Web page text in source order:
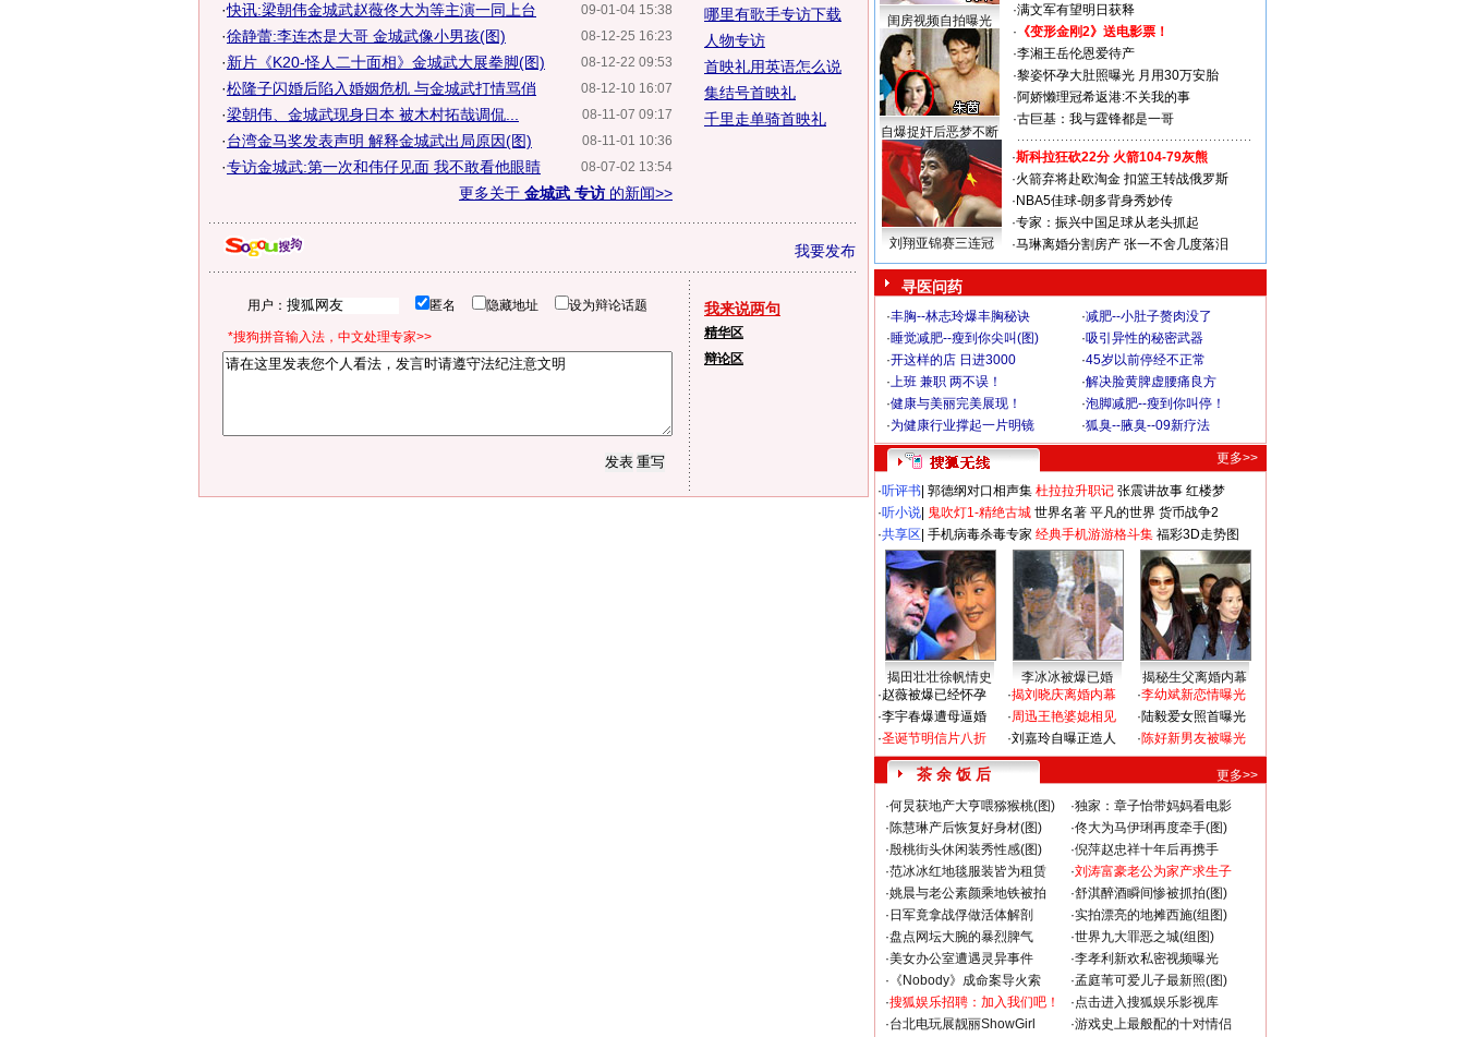
09-01-04 15:38
·快讯:梁朝伟金城武赵薇佟大为等主演一同上台
08-12-25 16:23
·徐静蕾:李连杰是大哥 金城武像小男孩(图)
08-12-22 09:53
·新片《K20-怪人二十面相》金城武大展拳脚(图)
08-12-10 16:07
·松隆子闪婚后陷入婚姻危机 与金城武打情骂俏
08-11-07 09:17
·梁朝伟、金城武现身日本 被木村拓哉调侃...
08-11-01 10:36
·台湾金马奖发表声明 解释金城武出局原因(图)
08-07-02 13:54
·专访金城武:第一次和伟仔见面 我不敢看他眼睛
更多关于 金城武 专访的新闻>>
哪里有歌手专访下载
人物专访
首映礼用英语怎么说
集结号首映礼
千里走单骑首映礼
我要发布
用户： 匿名 隐藏地址 设为辩论话题
*搜狗拼音输入法，中文处理专家>>
我来说两句
精华区
辩论区
闺房视频自拍曝光
自爆捉奸后恶梦不断
·满文军有望明日获释
· 《变形金刚2》送电影票！
·李湘王岳伦恩爱待产
·黎姿怀孕大肚照曝光 月用30万安胎
·阿娇懒理冠希返港:不关我的事
·古巨基：我与霆锋都是一哥
刘翔亚锦赛三连冠
·斯科拉狂砍22分 火箭104-79灰熊
·火箭弃将赴欧淘金 扣篮王转战俄罗斯
· NBA5佳球-朗多背身秀妙传
·专家：振兴中国足球从老头抓起
·马琳离婚分割房产 张一不舍几度落泪
寻医问药
·丰胸--林志玲爆丰胸秘诀 ·减肥--小肚子赘肉没了
·睡觉减肥--瘦到你尖叫(图) ·吸引异性的秘密武器
·开这样的店 日进3000 ·45岁以前停经不正常
·上班 兼职 两不误！ ·解决脸黄脾虚腰痛良方
·健康与美丽完美展现！ ·泡脚减肥--瘦到你叫停！
·为健康行业撑起一片明镜 ·狐臭--腋臭--09新疗法
更多>>
·听评书 郭德纲对口相声集 杜拉拉升职记 张震讲故事 红楼梦
·听小说 鬼吹灯1-精绝古城 世界名著 平凡的世界 货币战争2
·共享区 手机病毒杀毒专家 经典手机游游格斗集 福彩3D走势图
揭田壮壮徐帆情史 李冰冰被爆已婚
揭秘生父离婚内幕
·赵薇被爆已经怀孕
·李宇春爆遭母逼婚
·圣诞节明信片八折
·揭刘晓庆离婚内幕
·周迅王艳婆媳相见
·刘嘉玲自曝正造人
·李幼斌新恋情曝光
·陆毅爱女照首曝光
·陈好新男友被曝光
茶 余 饭 后
更多>>
·何炅获地产大亨喂猕猴桃(图) ·独家：章子怡带妈妈看电影
·陈慧琳产后恢复好身材(图) ·佟大为马伊琍再度牵手(图)
·殷桃街头休闲装秀性感(图) ·倪萍赵忠祥十年后再携手
·范冰冰红地毯服装皆为租赁 ·刘涛富豪老公为家产求生子
·姚晨与老公素颜乘地铁被拍 ·舒淇醉酒瞬间惨被抓拍(图)
· 日军竟拿战俘做活体解剖 ·实拍漂亮的地摊西施(组图)
·盘点网坛大腕的暴烈脾气 ·世界九大罪恶之城(组图)
·美女办公室遭遇灵异事件 ·李孝利新欢私密视频曝光
· 《Nobody》成命案导火索 ·孟庭苇可爱儿子最新照(图)
·搜狐娱乐招聘：加入我们吧！ ·点击进入搜狐娱乐影视库
·台北电玩展靓丽ShowGirl ·游戏史上最般配的十对情侣